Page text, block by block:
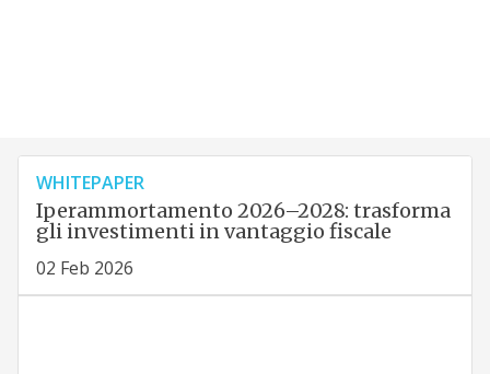
WHITEPAPER
Iperammortamento 2026–2028: trasforma
gli investimenti in vantaggio fiscale
02 Feb 2026